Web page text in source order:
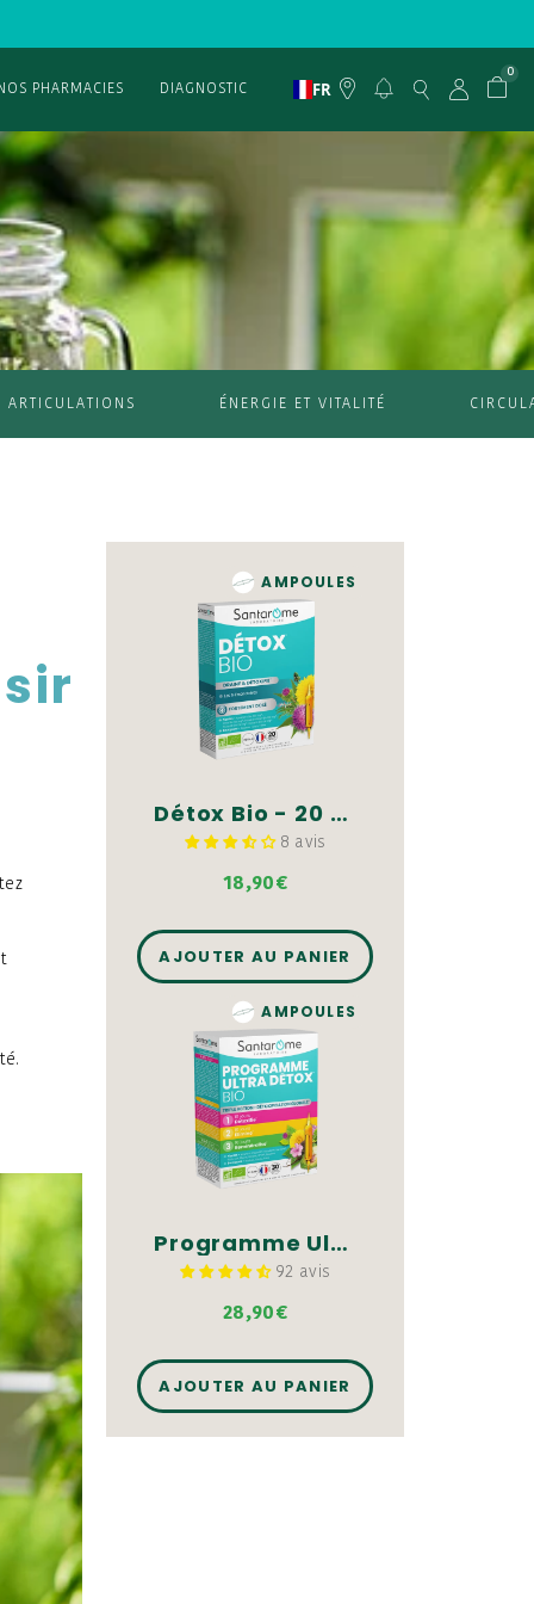
PHARMACIES DIAGNOSTIC FR
0
ARTICULATIONS ÉNERGIE ET VITALITÉ
AMPOULES
Détox Bio - 20 ampoules
8 avis
18,90€
AJOUTER AU PANIER
AMPOULES
Programme Ultra Détox Bio - 30 ampoules
92 avis
28,90€
AJOUTER AU PANIER